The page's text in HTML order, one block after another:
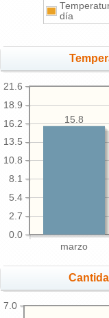
día
marzo
0.0
2.7
5.4
8.1
10.8
13.5
16.2
18.9
21.6
15.8
7.0